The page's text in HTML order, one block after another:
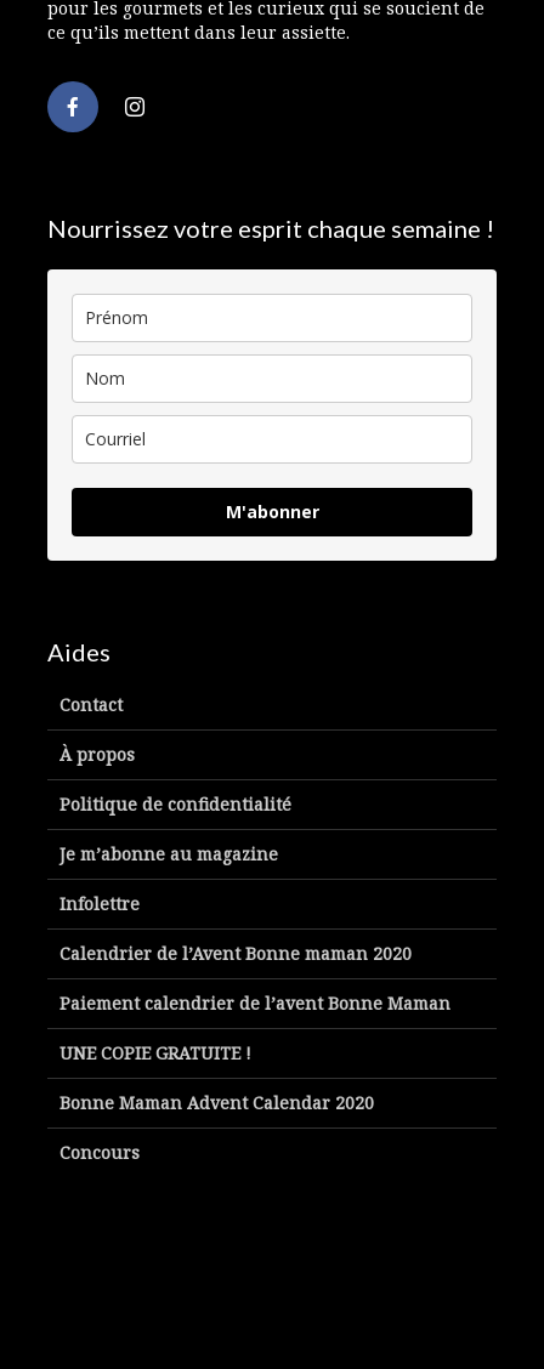
pour les gourmets et les curieux qui se soucient de
ce qu’ils mettent dans leur assiette.
Nourrissez votre esprit chaque semaine !
M'abonner
Aides
Contact
À propos
Politique de confidentialité
Je m’abonne au magazine
Infolettre
Calendrier de l’Avent Bonne maman 2020
Paiement calendrier de l’avent Bonne Maman
UNE COPIE GRATUITE !
Bonne Maman Advent Calendar 2020
Concours